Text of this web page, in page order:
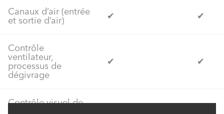
Canaux d’air (entrée
et sortie d’air) ✔ ✔
Contrôle
ventilateur,
processus de
dégivrage
✔ ✔
Contrôle visuel de